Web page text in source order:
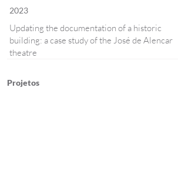
2023
Updating the documentation of a historic
building: a case study of the José de Alencar
theatre
Projetos